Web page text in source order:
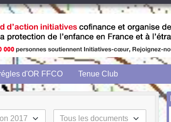
d'OR FFCO Tenue Club